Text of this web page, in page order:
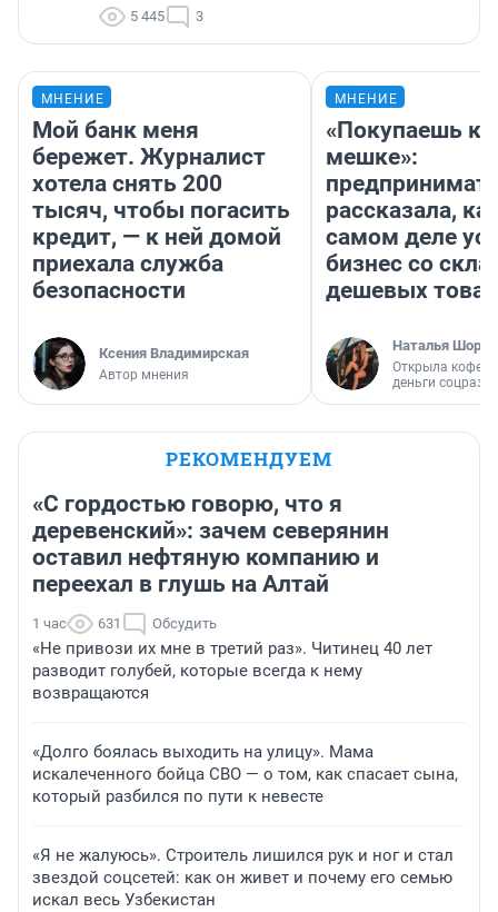
5 445 3
МНЕНИЕ
Мой банк меня
бережет. Журналист
хотела снять 200
тысяч, чтобы погасить
кредит, — к ней домой
приехала служба
безопасности
Ксения Владимирская
Автор мнения
МНЕНИЕ
«Покупаешь
мешке»:
рассказала,
самом деле
бизнес со
дешевых
Наталья
Открыла
деньги
РЕКОМЕНДУЕМ
«С гордостью говорю, что я
деревенский»: зачем северянин
оставил нефтяную компанию и
переехал в глушь на Алтай
1 час 631 Обсудить
«Не привози их мне в третий раз». Читинец 40 лет
разводит голубей, которые всегда к нему
возвращаются
«Долго боялась выходить на улицу». Мама
искалеченного бойца СВО — о том, как спасает сына,
который разбился по пути к невесте
«Я не жалуюсь». Строитель лишился рук и ног и стал
звездой соцсетей: как он живет и почему его семью
искал весь Узбекистан